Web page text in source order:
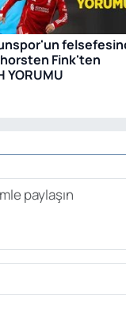
Fink'ten
YORUMU